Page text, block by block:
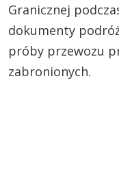
Granicznej
dokumenty
próby przewozu
zabronionych.